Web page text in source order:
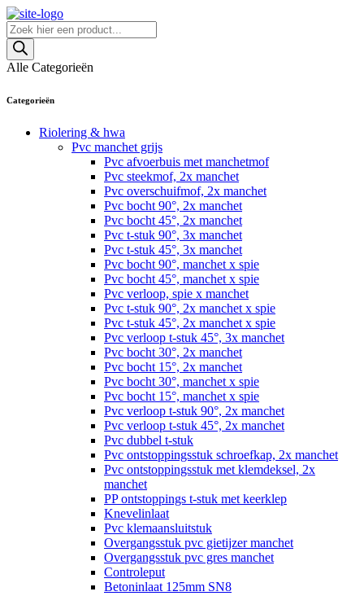
Skip
to
content
Producten
zoeken
Alle Categorieën
Categorieën
Riolering & hwa
Pvc manchet grijs
Pvc afvoerbuis met manchetmof
Pvc steekmof, 2x manchet
Pvc overschuifmof, 2x manchet
Pvc bocht 90°, 2x manchet
Pvc bocht 45°, 2x manchet
Pvc t-stuk 90°, 3x manchet
Pvc t-stuk 45°, 3x manchet
Pvc bocht 90°, manchet x spie
Pvc bocht 45°, manchet x spie
Pvc verloop, spie x manchet
Pvc t-stuk 90°, 2x manchet x spie
Pvc t-stuk 45°, 2x manchet x spie
Pvc verloop t-stuk 45°, 3x manchet
Pvc bocht 30°, 2x manchet
Pvc bocht 15°, 2x manchet
Pvc bocht 30°, manchet x spie
Pvc bocht 15°, manchet x spie
Pvc verloop t-stuk 90°, 2x manchet
Pvc verloop t-stuk 45°, 2x manchet
Pvc dubbel t-stuk
Pvc ontstoppingsstuk schroefkap, 2x manchet
Pvc ontstoppingsstuk met klemdeksel, 2x
manchet
PP ontstoppings t-stuk met keerklep
Knevelinlaat
Pvc klemaansluitstuk
Overgangsstuk pvc gietijzer manchet
Overgangsstuk pvc gres manchet
Controleput
Betoninlaat 125mm SN8